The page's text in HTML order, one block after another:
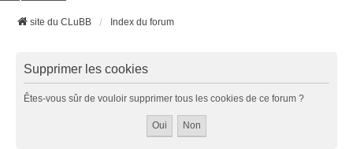
site du CLuBB Index du forum
Supprimer les cookies
Êtes-vous sûr de vouloir supprimer tous les cookies de ce forum ?